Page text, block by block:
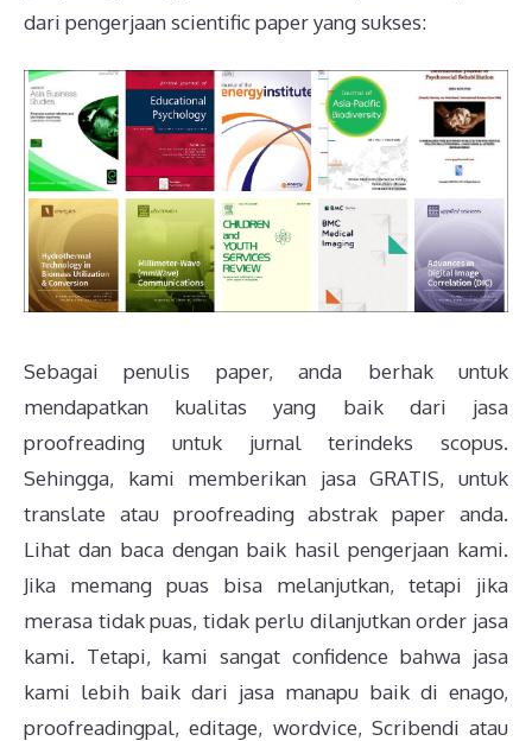
dari pengerjaan scientific paper yang sukses:
Sebagai penulis paper, anda berhak untuk
mendapatkan kualitas yang baik dari jasa
proofreading untuk jurnal terindeks scopus.
Sehingga, kami memberikan jasa GRATIS, untuk
translate atau proofreading abstrak paper anda.
Lihat dan baca dengan baik hasil pengerjaan kami.
Jika memang puas bisa melanjutkan, tetapi jika
merasa tidak puas, tidak perlu dilanjutkan order jasa
kami. Tetapi, kami sangat confidence bahwa jasa
kami lebih baik dari jasa manapu baik di enago,
proofreadingpal, editage, wordvice, Scribendi atau